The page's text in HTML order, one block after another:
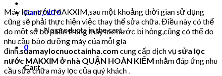
Cart /₫00
No products in the cart.
0
Cart
Máy lọc nước MAKXIM,sau một khoảng thời gian sử dụng
cũng sẽ phải thực hiện việc thay thế sửa chữa. Điều này có thể
do một số bộ phận trong máy lọc nước bị hỏng,cũng có thể do
nhu cầu bảo dưỡng máy của mỗi gia
đình.suamaylocnuoctainha.com cung cấp dịch vụ sửa lọc
nước MAKXIM ở nhà QUẬN HOÀN KIẾM nhằm đáp ứng nhu
cầu sửa chữa máy lọc của quý khách .